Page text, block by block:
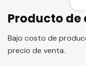
Producto
Bajo costo de
precio de venta.